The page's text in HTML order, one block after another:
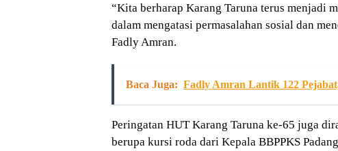
“Kita berharap Karang Taruna terus menjadi
dalam mengatasi permasalahan sosial dan
Fadly Amran.
Baca Juga: Fadly Amran Lantik 122
Peringatan HUT Karang Taruna ke-65 juga
berupa kursi roda dari Kepala BBPPKS